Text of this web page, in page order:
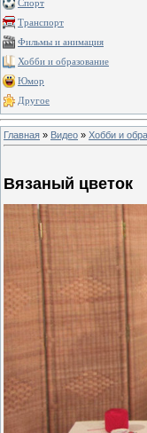
Спорт
Транспорт
Фильмы и анимация
Хобби и образование
Юмор
Другое
Главная » Видео » Хобби и
Вязаный цветок